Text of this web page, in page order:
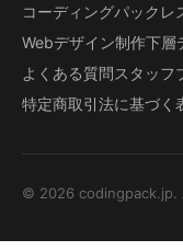
コーディングパック レ
Webデザイン制作下層
よくある質問スタッフ
特定商取引法に基づく
© 2026 codingpack.jp.